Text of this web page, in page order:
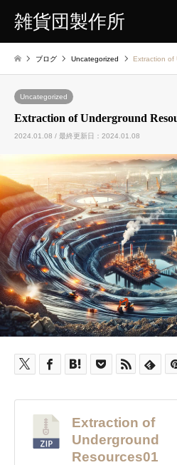
雑貨団製作所
ブログ Uncategorized Extraction of
Uncategorized
Extraction of Underground
2024.01.08 / 最終更新日：2024.01.08
Extraction of
Underground
Resources01